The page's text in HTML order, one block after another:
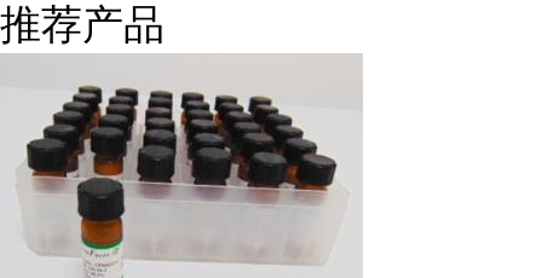
推荐产品